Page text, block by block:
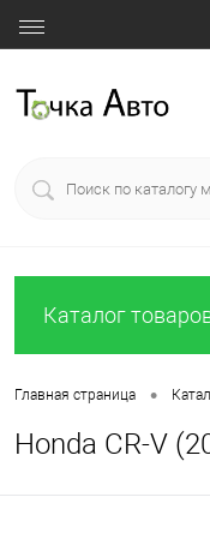
Каталог
Главная страница •
Honda CR-V